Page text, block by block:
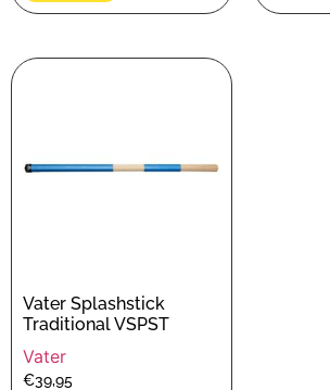
Vater Splashstick
Traditional VSPST
Vater
€39,95